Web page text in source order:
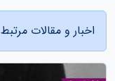
اخبار و مقالات مرتبط